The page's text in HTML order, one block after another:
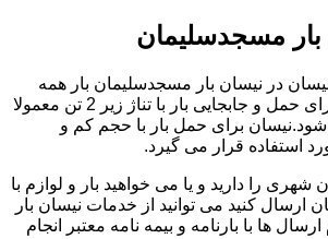
مسجدسلیمان
در نیسان بار مسجدسلیمان بار همه
روزه انجام می شود.برای حمل و جابجایی بار با تناژ زیر 2 تن معمولا
شود.نیسان برای حمل بار با حجم کم و
استفاده قرار می گیرد.
را دارید و یا می خواهید بار و لوازم با
کنید می توانید از خدمات نیسان بار
ها با بارنامه و بیمه نامه معتبر انجام